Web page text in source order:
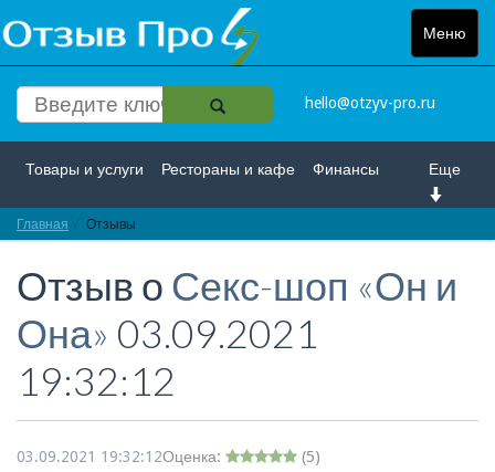
Меню
Toggle
hello@otzyv-pro.ru
Еще
Товары и услуги Рестораны и кафе Финансы
Красота и здоровье
Интернет Путешествие и отдых Транспорт
Недвижимость Работа Гос. учреждения
Личности Логистика
Главная Отзывы
Отзыв о Секс-шоп «Он и
Она» 03.09.2021
19:32:12
03.09.2021 19:32:12Оценка: (5)